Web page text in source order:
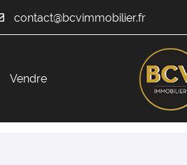
Vendre